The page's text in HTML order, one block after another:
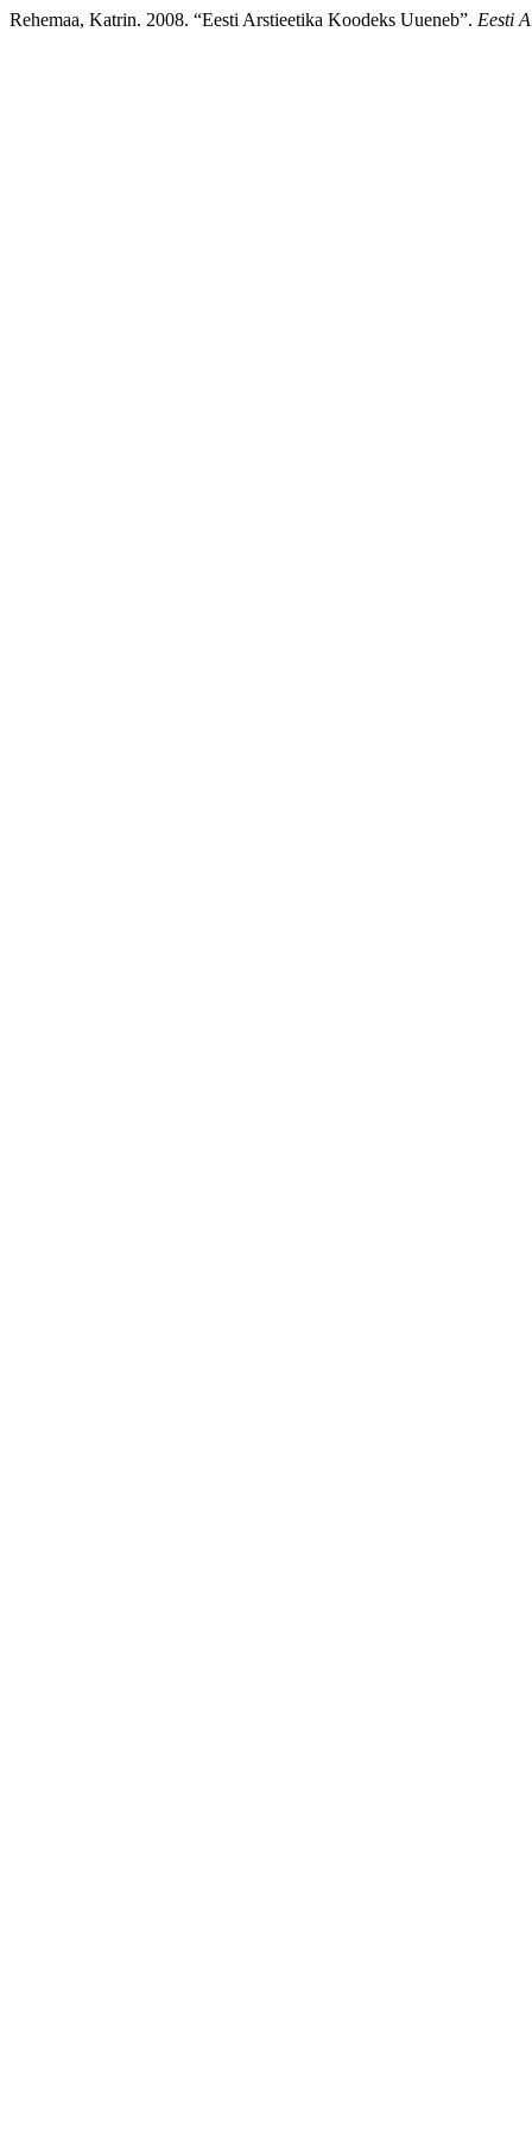
Rehemaa, Katrin. 2008. “Eesti Arstieetika Koodeks Uueneb”. Eesti